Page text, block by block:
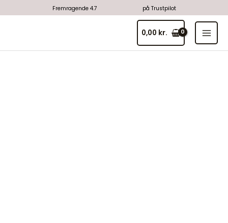
til
Fremragende 4.7 på Trustpilot
0,00 kr.